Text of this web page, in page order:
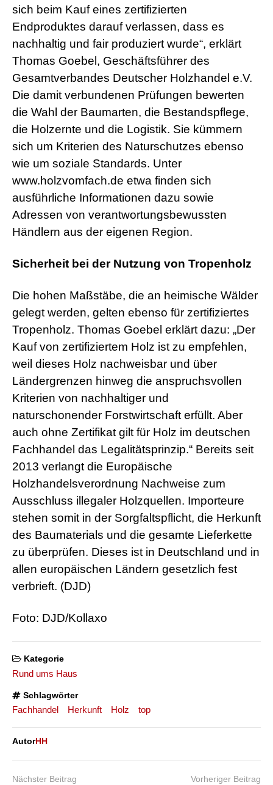
sich beim Kauf eines zertifizierten
Endproduktes darauf verlassen, dass es
nachhaltig und fair produziert wurde“, erklärt
Thomas Goebel, Geschäftsführer des
Gesamtverbandes Deutscher Holzhandel e.V.
Die damit verbundenen Prüfungen bewerten
die Wahl der Baumarten, die Bestandspflege,
die Holzernte und die Logistik. Sie kümmern
sich um Kriterien des Naturschutzes ebenso
wie um soziale Standards. Unter
www.holzvomfach.de etwa finden sich
ausführliche Informationen dazu sowie
Adressen von verantwortungsbewussten
Händlern aus der eigenen Region.
Sicherheit bei der Nutzung von Tropenholz
Die hohen Maßstäbe, die an heimische Wälder
gelegt werden, gelten ebenso für zertifiziertes
Tropenholz. Thomas Goebel erklärt dazu: „Der
Kauf von zertifiziertem Holz ist zu empfehlen,
weil dieses Holz nachweisbar und über
Ländergrenzen hinweg die anspruchsvollen
Kriterien von nachhaltiger und
naturschonender Forstwirtschaft erfüllt. Aber
auch ohne Zertifikat gilt für Holz im deutschen
Fachhandel das Legalitätsprinzip.“ Bereits seit
2013 verlangt die Europäische
Holzhandelsverordnung Nachweise zum
Ausschluss illegaler Holzquellen. Importeure
stehen somit in der Sorgfaltspflicht, die Herkunft
des Baumaterials und die gesamte Lieferkette
zu überprüfen. Dieses ist in Deutschland und in
allen europäischen Ländern gesetzlich fest
verbrieft. (DJD)
Foto: DJD/Kollaxo
Kategorie
Rund ums Haus
Schlagwörter
Fachhandel Herkunft Holz top
AutorHH
Nächster Beitrag Vorheriger Beitrag